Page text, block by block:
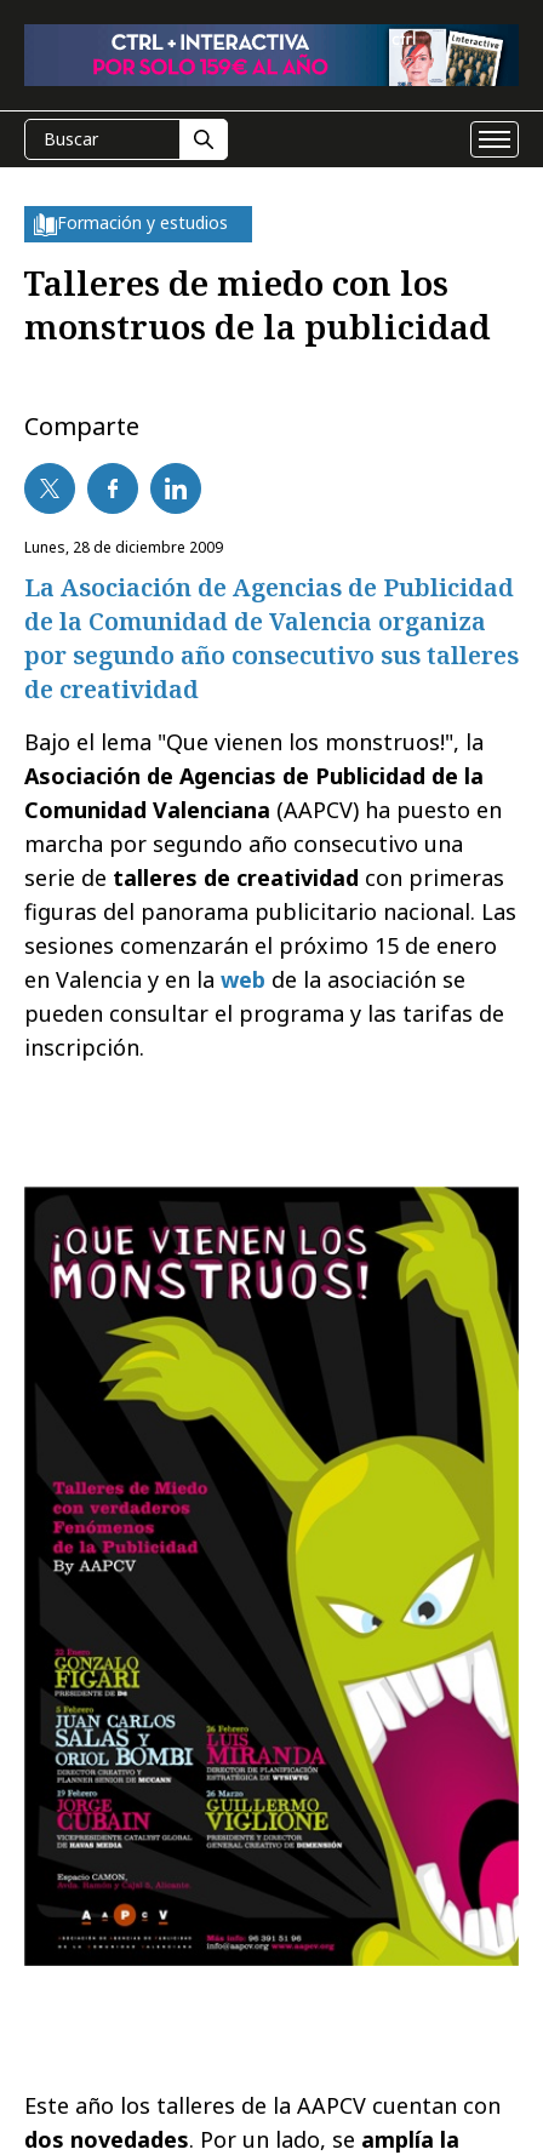
Formación y estudios
Talleres de miedo con los
monstruos de la publicidad
Comparte
lunes, 28 de diciembre 2009
La Asociación de Agencias de Publicidad
de la Comunidad de Valencia organiza
por segundo año consecutivo sus talleres
de creatividad
Bajo el lema "Que vienen los monstruos!", la
Asociación de Agencias de Publicidad de la
Comunidad Valenciana (AAPCV) ha puesto en
marcha por segundo año consecutivo una
serie de talleres de creatividad con primeras
figuras del panorama publicitario nacional. Las
sesiones comenzarán el próximo 15 de enero
en Valencia y en la web de la asociación se
pueden consultar el programa y las tarifas de
inscripción.
Este año los talleres de la AAPCV cuentan con
dos novedades. Por un lado, se amplía la